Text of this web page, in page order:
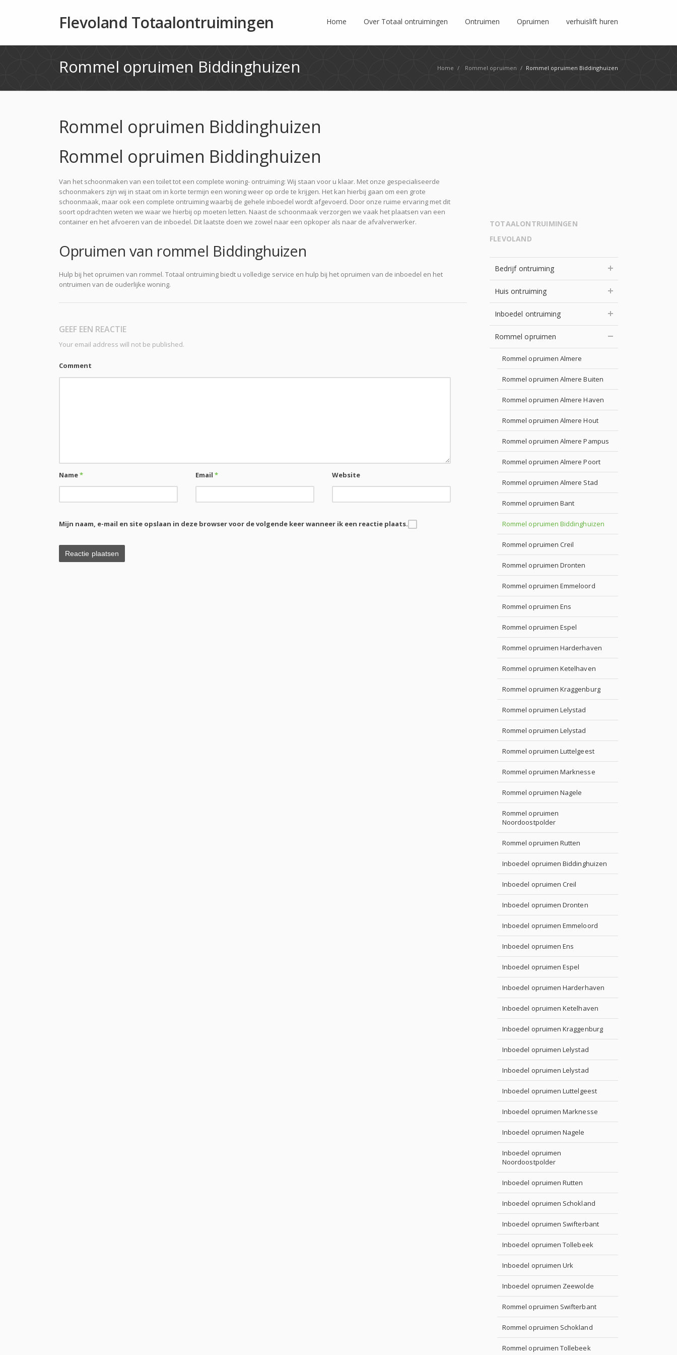
Flevoland Totaalontruimingen Home Over Totaal ontruimingen Ontruimen Opruimen verhuislift huren
Home / Rommel opruimen / Rommel opruimen Biddinghuizen
Rommel opruimen Biddinghuizen
Rommel opruimen Biddinghuizen
Rommel opruimen Biddinghuizen
Van het schoonmaken van een toilet tot een complete woning- ontruiming: Wij staan voor u klaar. Met onze gespecialiseerde
schoonmakers zijn wij in staat om in korte termijn een woning weer op orde te krijgen. Het kan hierbij gaan om een grote
schoonmaak, maar ook een complete ontruiming waarbij de gehele inboedel wordt afgevoerd. Door onze ruime ervaring met dit
soort opdrachten weten we waar we hierbij op moeten letten. Naast de schoonmaak verzorgen we vaak het plaatsen van een
container en het afvoeren van de inboedel. Dit laatste doen we zowel naar een opkoper als naar de afvalverwerker.
Opruimen van rommel Biddinghuizen
Hulp bij het opruimen van rommel. Totaal ontruiming biedt u volledige service en hulp bij het opruimen van de inboedel en het
ontruimen van de ouderlijke woning.
GEEF EEN REACTIE
Your email address will not be published.
Comment
Name* Email* Website
Mijn naam, e-mail en site opslaan in deze browser voor de volgende keer wanneer ik een reactie plaats.
TOTAALONTRUIMINGEN
FLEVOLAND
Bedrijf ontruiming
Huis ontruiming
Inboedel ontruiming
Rommel opruimen
Rommel opruimen Almere
Rommel opruimen Almere Buiten
Rommel opruimen Almere Haven
Rommel opruimen Almere Hout
Rommel opruimen Almere Pampus
Rommel opruimen Almere Poort
Rommel opruimen Almere Stad
Rommel opruimen Bant
Rommel opruimen Biddinghuizen
Rommel opruimen Creil
Rommel opruimen Dronten
Rommel opruimen Emmeloord
Rommel opruimen Ens
Rommel opruimen Espel
Rommel opruimen Harderhaven
Rommel opruimen Ketelhaven
Rommel opruimen Kraggenburg
Rommel opruimen Lelystad
Rommel opruimen Lelystad
Rommel opruimen Luttelgeest
Rommel opruimen Marknesse
Rommel opruimen Nagele
Rommel opruimen
Noordoostpolder
Rommel opruimen Rutten
Inboedel opruimen Biddinghuizen
Inboedel opruimen Creil
Inboedel opruimen Dronten
Inboedel opruimen Emmeloord
Inboedel opruimen Ens
Inboedel opruimen Espel
Inboedel opruimen Harderhaven
Inboedel opruimen Ketelhaven
Inboedel opruimen Kraggenburg
Inboedel opruimen Lelystad
Inboedel opruimen Lelystad
Inboedel opruimen Luttelgeest
Inboedel opruimen Marknesse
Inboedel opruimen Nagele
Inboedel opruimen
Noordoostpolder
Inboedel opruimen Rutten
Inboedel opruimen Schokland
Inboedel opruimen Swifterbant
Inboedel opruimen Tollebeek
Inboedel opruimen Urk
Inboedel opruimen Zeewolde
Rommel opruimen Swifterbant
Rommel opruimen Schokland
Rommel opruimen Tollebeek